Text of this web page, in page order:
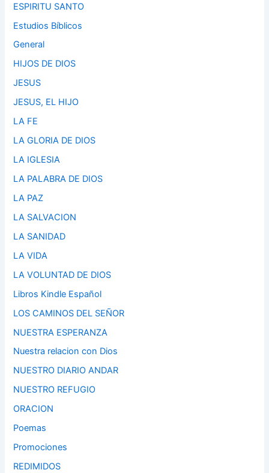
ESPIRITU SANTO
Estudios Bíblicos
General
HIJOS DE DIOS
JESUS
JESUS, EL HIJO
LA FE
LA GLORIA DE DIOS
LA IGLESIA
LA PALABRA DE DIOS
LA PAZ
LA SALVACION
LA SANIDAD
LA VIDA
LA VOLUNTAD DE DIOS
Libros Kindle Español
LOS CAMINOS DEL SEÑOR
NUESTRA ESPERANZA
Nuestra relacion con Dios
NUESTRO DIARIO ANDAR
NUESTRO REFUGIO
ORACION
Poemas
Promociones
REDIMIDOS